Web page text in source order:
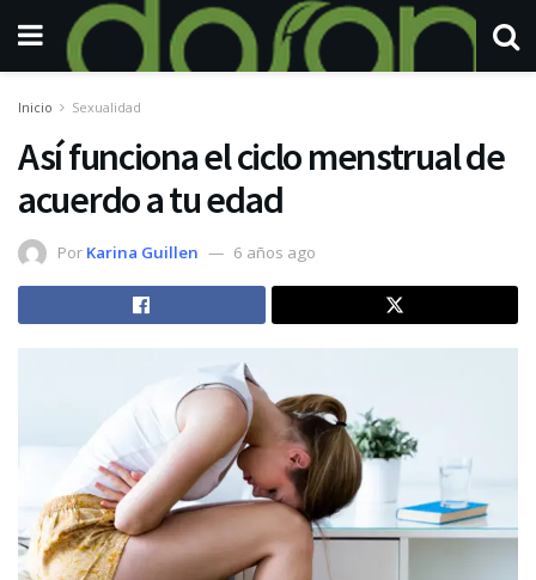
Inicio Sexualidad
Así funciona el ciclo menstrual de
acuerdo a tu edad
Por Karina Guillen 6 años ago